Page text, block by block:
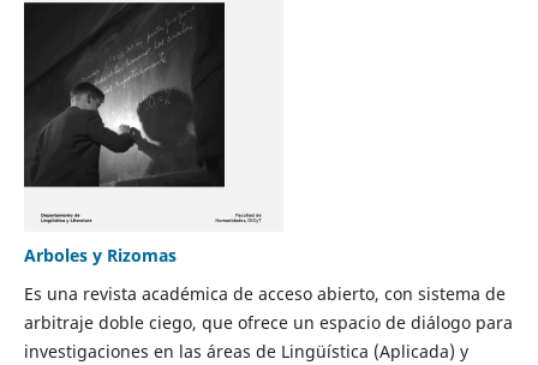
Arboles y Rizomas
Es una revista académica de acceso abierto, con sistema de
arbitraje doble ciego, que ofrece un espacio de diálogo para
investigaciones en las áreas de Lingüística (Aplicada) y